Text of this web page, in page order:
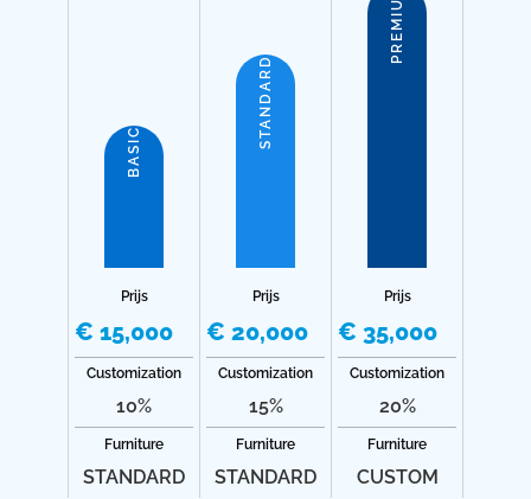
BASIC
Prijs
€ 15,000
Customization
10%
Furniture
STANDARD
STANDARD
Prijs
€ 20,000
Customization
15%
Furniture
STANDARD
PREMIUM
Prijs
€ 35,000
Customization
20%
Furniture
CUSTOM